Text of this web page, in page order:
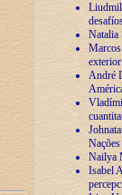
Natalia
André
Nailya
Isabel